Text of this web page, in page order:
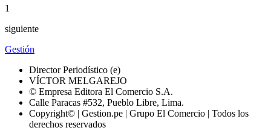
1
siguiente
Gestión
Director Periodístico (e)
VÍCTOR MELGAREJO
© Empresa Editora El Comercio S.A.
Calle Paracas #532, Pueblo Libre, Lima.
Copyright© | Gestion.pe | Grupo El Comercio | Todos los
derechos reservados